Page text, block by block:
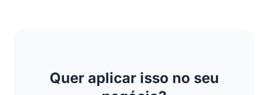
Quer aplicar isso no seu